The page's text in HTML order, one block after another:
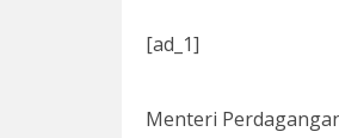
[ad_1]
Menteri